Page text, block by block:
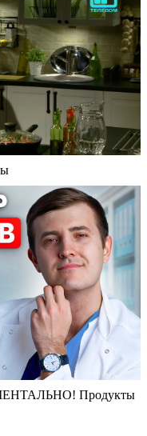
Продукты